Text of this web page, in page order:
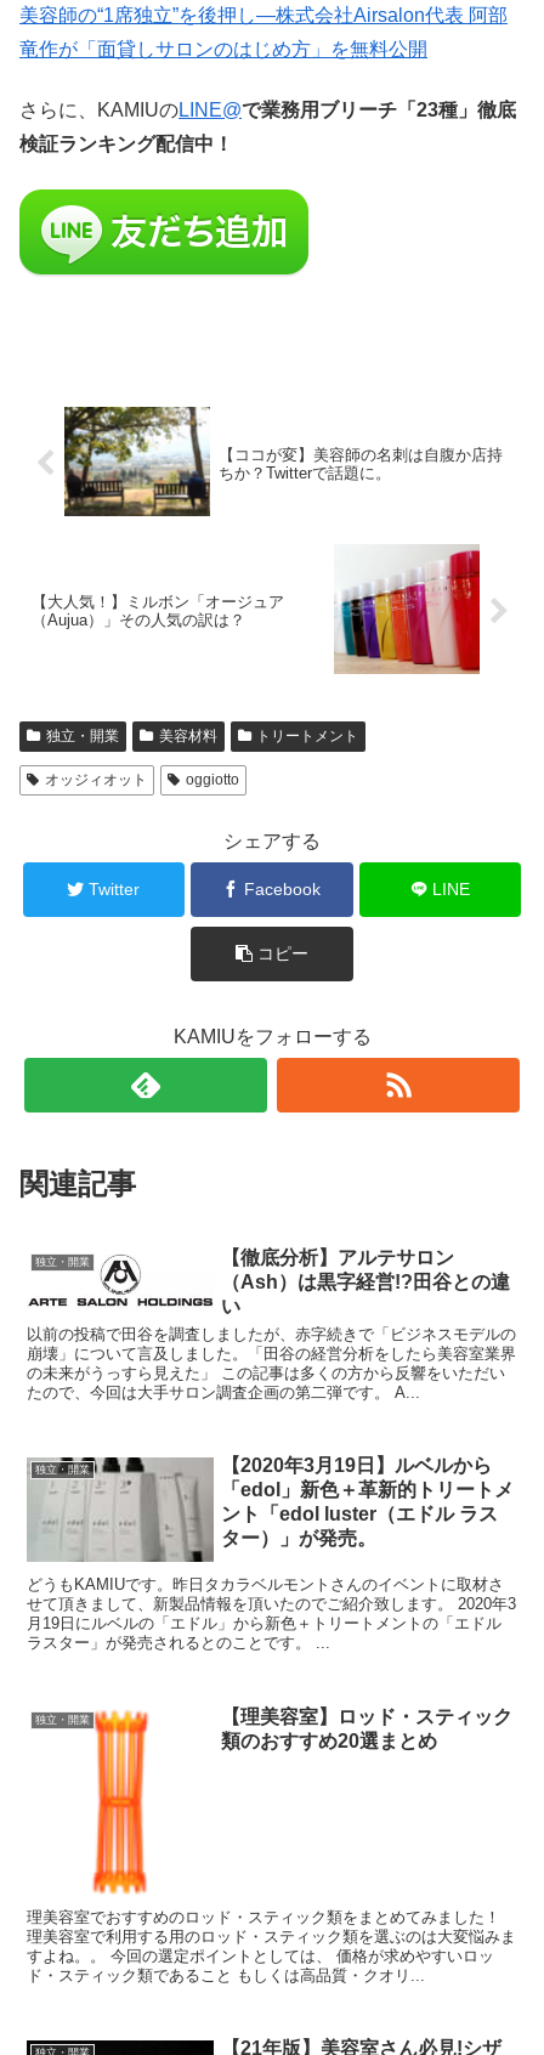
美容師の“1席独立”を後押し—株式会社Airsalon代表 阿部
竜作が「面貸しサロンのはじめ方」を無料公開
さらに、KAMIUのLINE@で業務用ブリーチ「23種」徹底
検証ランキング配信中！
【ココが変】美容師の名刺は自腹か店持
ちか？Twitterで話題に。
【大人気！】ミルボン「オージュア
（Aujua）」その人気の訳は？
独立・開業 美容材料 トリートメント
オッジィオット oggiotto
シェアする
Twitter Facebook LINE
コピー
KAMIUをフォローする
関連記事
独立・開業
【徹底分析】アルテサロン
（Ash）は黒字経営!?田谷との違
い
以前の投稿で田谷を調査しましたが、赤字続きで「ビジネスモデルの
崩壊」について言及しました。「田谷の経営分析をしたら美容室業界
の未来がうっすら見えた」 この記事は多くの方から反響をいただい
たので、今回は大手サロン調査企画の第二弾です。 A...
独立・開業
【2020年3月19日】ルベルから
「edol」新色＋革新的トリートメ
ント「edol luster（エドル ラス
ター）」が発売。
どうもKAMIUです。昨日タカラベルモントさんのイベントに取材さ
せて頂きまして、新製品情報を頂いたのでご紹介致します。 2020年3
月19日にルベルの「エドル」から新色＋トリートメントの「エドル
ラスター」が発売されるとのことです。 ...
独立・開業
【理美容室】ロッド・スティック
類のおすすめ20選まとめ
理美容室でおすすめのロッド・スティック類をまとめてみました！
理美容室で利用する用のロッド・スティック類を選ぶのは大変悩みま
すよね。。 今回の選定ポイントとしては、 価格が求めやすいロッ
ド・スティック類であること もしくは高品質・クオリ...
独立・開業 【21年版】美容室さん必見!シザ